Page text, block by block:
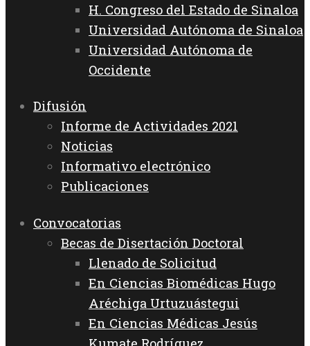
H. Congreso del Estado de Sinaloa
Universidad Autónoma de Sinaloa
Universidad Autónoma de
Occidente
Difusión
Informe de Actividades 2021
Noticias
Informativo electrónico
Publicaciones
Convocatorias
Becas de Disertación Doctoral
Llenado de Solicitud
En Ciencias Biomédicas Hugo
Aréchiga Urtuzuástegui
En Ciencias Médicas Jesús